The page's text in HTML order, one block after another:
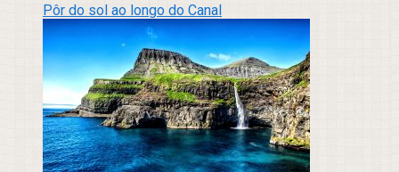
Pôr do sol ao longo do Canal